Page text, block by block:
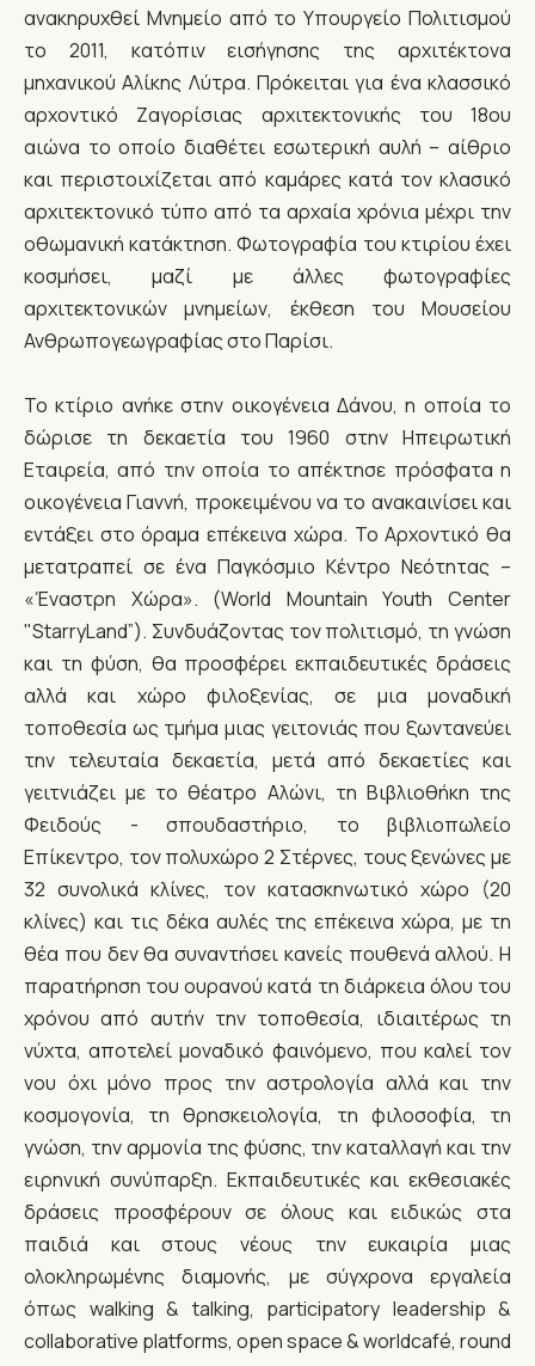
ανακηρυχθεί Μνημείο από το Υπουργείο Πολιτισμού
το 2011, κατόπιν εισήγησης της αρχιτέκτονα
μηχανικού Αλίκης Λύτρα. Πρόκειται για ένα κλασσικό
αρχοντικό Ζαγορίσιας αρχιτεκτονικής του 18ου
αιώνα το οποίο διαθέτει εσωτερική αυλή – αίθριο
και περιστοιχίζεται από καμάρες κατά τον κλασικό
αρχιτεκτονικό τύπο από τα αρχαία χρόνια μέχρι την
οθωμανική κατάκτηση. Φωτογραφία του κτιρίου έχει
κοσμήσει, μαζί με άλλες φωτογραφίες
αρχιτεκτονικών μνημείων, έκθεση του Μουσείου
Ανθρωπογεωγραφίας στο Παρίσι.
Το κτίριο ανήκε στην οικογένεια Δάνου, η οποία το
δώρισε τη δεκαετία του 1960 στην Ηπειρωτική
Εταιρεία, από την οποία το απέκτησε πρόσφατα η
οικογένεια Γιαννή, προκειμένου να το ανακαινίσει και
εντάξει στο όραμα επέκεινα χώρα. Το Αρχοντικό θα
μετατραπεί σε ένα Παγκόσμιο Κέντρο Νεότητας –
«Έναστρη Χώρα». (World Mountain Youth Center
"StarryLand”). Συνδυάζοντας τον πολιτισμό, τη γνώση
και τη φύση, θα προσφέρει εκπαιδευτικές δράσεις
αλλά και χώρο φιλοξενίας, σε μια μοναδική
τοποθεσία ως τμήμα μιας γειτονιάς που ξωντανεύει
την τελευταία δεκαετία, μετά από δεκαετίες και
γειτνιάζει με το θέατρο Αλώνι, τη Βιβλιοθήκη της
Φειδούς - σπουδαστήριο, το βιβλιοπωλείο
Επίκεντρο, τον πολυχώρο 2 Στέρνες, τους ξενώνες με
32 συνολικά κλίνες, τον κατασκηνωτικό χώρο (20
κλίνες) και τις δέκα αυλές της επέκεινα χώρα, με τη
θέα που δεν θα συναντήσει κανείς πουθενά αλλού. Η
παρατήρηση του ουρανού κατά τη διάρκεια όλου του
χρόνου από αυτήν την τοποθεσία, ιδιαιτέρως τη
νύχτα, αποτελεί μοναδικό φαινόμενο, που καλεί τον
νου όχι μόνο προς την αστρολογία αλλά και την
κοσμογονία, τη θρησκειολογία, τη φιλοσοφία, τη
γνώση, την αρμονία της φύσης, την καταλλαγή και την
ειρηνική συνύπαρξη. Εκπαιδευτικές και εκθεσιακές
δράσεις προσφέρουν σε όλους και ειδικώς στα
παιδιά και στους νέους την ευκαιρία μιας
ολοκληρωμένης διαμονής, με σύγχρονα εργαλεία
όπως walking & talking, participatory leadership &
collaborative platforms, open space & worldcafé, round